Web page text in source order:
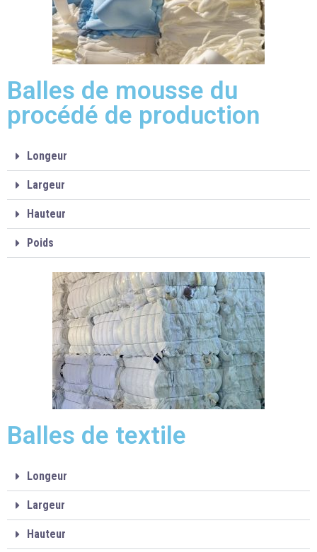
Balles de mousse du
procédé de production
Longeur
Largeur
Hauteur
Poids
Balles de textile
Longeur
Largeur
Hauteur